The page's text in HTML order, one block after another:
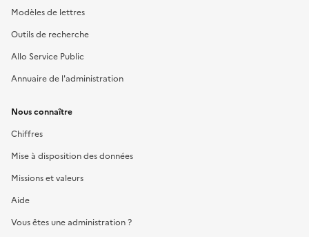
Modèles de lettres
Outils de recherche
Allo Service Public
Annuaire de l'administration
Nous connaître
Chiffres
Mise à disposition des données
Missions et valeurs
Aide
Vous êtes une administration ?